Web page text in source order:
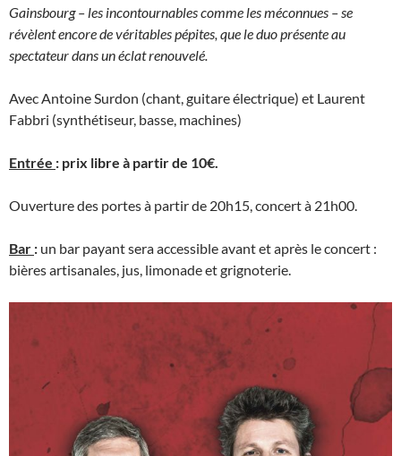
Gainsbourg – les incontournables comme les méconnues – se
révèlent encore de véritables pépites, que le duo présente au
spectateur dans un éclat renouvelé.
Avec Antoine Surdon (chant, guitare électrique) et Laurent
Fabbri (synthétiseur, basse, machines)
Entrée : prix libre à partir de 10€.
Ouverture des portes à partir de 20h15, concert à 21h00.
Bar : un bar payant sera accessible avant et après le concert :
bières artisanales, jus, limonade et grignoterie.